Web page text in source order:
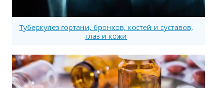
Tyберкулез гортани, бронхов, костей и суставов,
глаз и кожи